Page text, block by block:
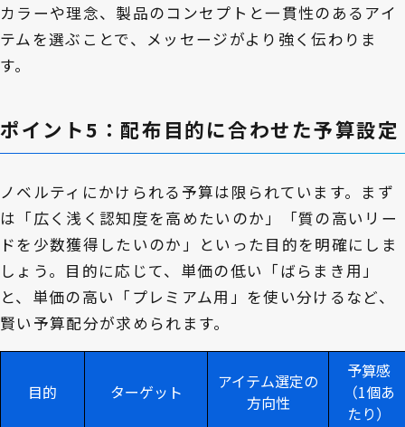
カラーや理念、製品のコンセプトと一貫性のあるアイ
テムを選ぶことで、メッセージがより強く伝わりま
す。
ポイント5：配布目的に合わせた予算設定
ノベルティにかけられる予算は限られています。まず
は「広く浅く認知度を高めたいのか」「質の高いリー
ドを少数獲得したいのか」といった目的を明確にしま
しょう。目的に応じて、単価の低い「ばらまき用」
と、単価の高い「プレミアム用」を使い分けるなど、
賢い予算配分が求められます。
目的 ターゲット
アイテム選定の
方向性
予算感
（1個あ
たり）